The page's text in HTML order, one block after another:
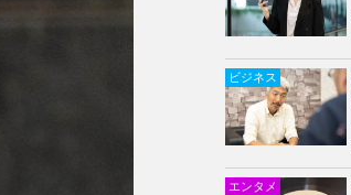
ビジネス
エンタメ